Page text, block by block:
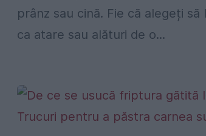
prânz sau cină. Fie că alegeți să
ca atare sau alături de o...